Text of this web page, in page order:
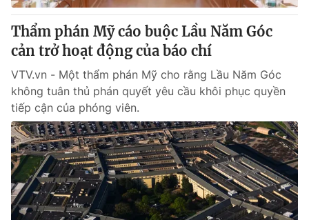
Thẩm phán Mỹ cáo buộc Lầu Năm Góc
cản trở hoạt động của báo chí
VTV.vn - Một thẩm phán Mỹ cho rằng Lầu Năm Góc
không tuân thủ phán quyết yêu cầu khôi phục quyền
tiếp cận của phóng viên.